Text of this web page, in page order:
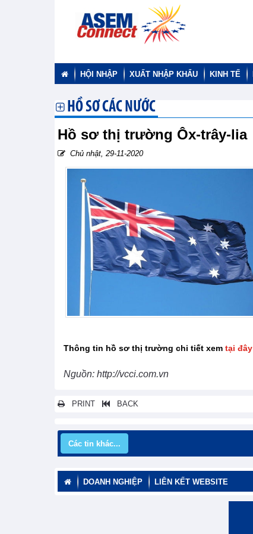
HỘI NHẬP XUẤT NHẬP KHẨU KINH TẾ
HỒ SƠ CÁC NƯỚC
Hồ sơ thị trường Ôx-trây-lia
Chủ nhật, 29-11-2020
Thông tin hồ sơ thị trường chi tiết xem tại đây
Nguồn: http://vcci.com.vn
PRINT BACK
Các tin khác...
DOANH NGHIỆP LIÊN KẾT WEBSITE